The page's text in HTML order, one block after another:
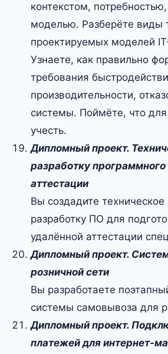
контекстом,
моделью. Разберёте виды
проектируемых моделей
Узнаете, как правильно
требования
производительности,
системы. Поймёте, что
учесть.
Дипломный проект.
разработку
аттестации
Вы создадите техническое
разработку ПО для
удалённой аттестации
Дипломный проект.
розничной сети
Вы разработаете
системы самовывоза для
Дипломный проект.
платежей для интернет-